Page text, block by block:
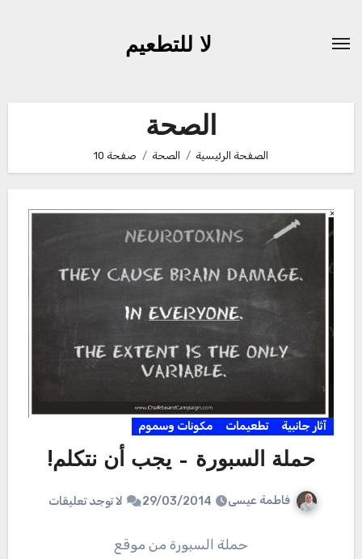
لا للتطعيم
الصحة
الصفحة الرئيسية الصحة صفحة 10
آثار جانبية تطعيمات مكونات وسموم
حملة السبورة – يجب أن نتكلم!
فاطمة عيسى 29/03/2014 لا توجد تعليقات
حملة السبورة من موقع